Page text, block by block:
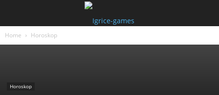
Home Horoskop
Horoskop